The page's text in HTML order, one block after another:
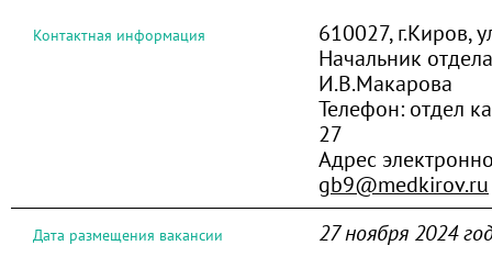
Контактная информация
610027, г.Киров,
Начальник
И.В.Макарова
Телефон: отдел
27
Адрес
gb9@medkirov.ru
Дата размещения вакансии 27 ноября 2024